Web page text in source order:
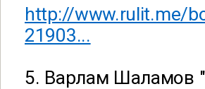
http://www.rulit.me/
21903...
5. Варлам Шаламов